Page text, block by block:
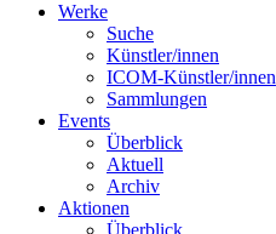
Werke
Suche
Künstler/innen
ICOM-Künstler/innen
Sammlungen
Events
Überblick
Aktuell
Archiv
Aktionen
Überblick